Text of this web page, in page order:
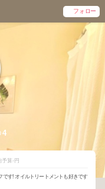
フォロー
4
予算-円
です! オイルトリートメントも好きです